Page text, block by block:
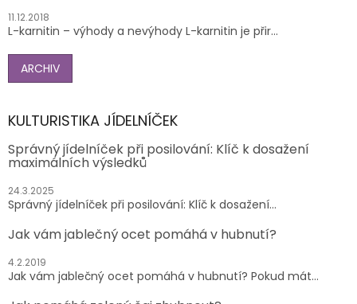
11.12.2018
L-karnitin – výhody a nevýhody L-karnitin je přir...
ARCHIV
KULTURISTIKA JÍDELNÍČEK
Správný jídelníček při posilování: Klíč k dosažení
maximálních výsledků
24.3.2025
Správný jídelníček při posilování: Klíč k dosažení...
Jak vám jablečný ocet pomáhá v hubnutí?
4.2.2019
Jak vám jablečný ocet pomáhá v hubnutí? Pokud mát...